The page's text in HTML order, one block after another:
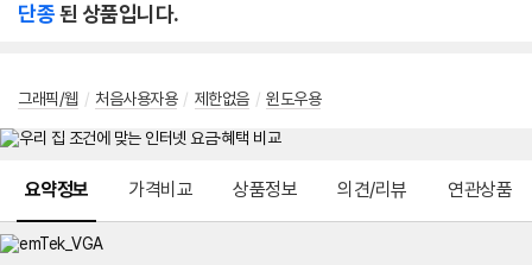
단종된 상품입니다.
그래픽/웹 / 처음사용자용 / 제한없음 / 윈도우용
요약정보 가격비교 상품정보 의견/리뷰 연관상품